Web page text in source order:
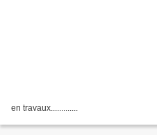
en travaux.............